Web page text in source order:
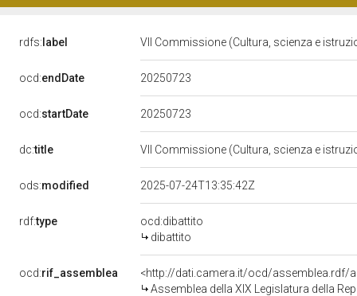
rdfs: label VII Commissione (Cultura, scienza e
ocd:endDate 20250723
ocd:startDate 20250723
dc:title VII Commissione (Cultura, scienza e
ods:modified 2025-07-24T13:35:42Z
rdf:type
ocd:dibattito
dibattito
ocd:rif_assemblea
<http://dati.camera.it/ocd/assemblea.rdf/
Assemblea della XIX Legislatura della